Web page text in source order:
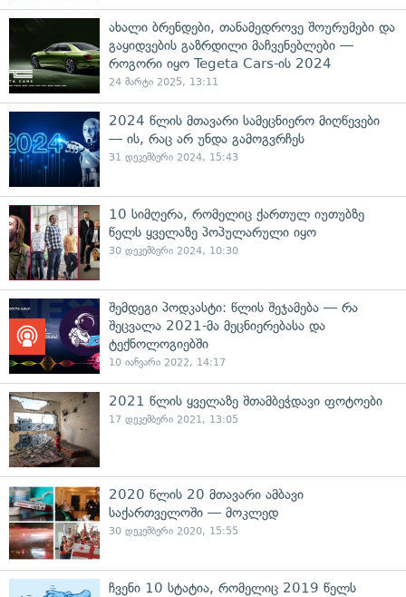
ახალი ბრენდები, თანამედროვე შოურუმები და
გაყიდვების გაზრდილი მაჩვენებლები —
როგორი იყო Tegeta Cars-ის 2024
24 მარტი 2025, 13:11
2024 წლის მთავარი სამეცნიერო მიღწევები
— ის, რაც არ უნდა გამოგვრჩეს
31 დეკემბერი 2024, 15:43
10 სიმღერა, რომელიც ქართულ იუთუბზე
წელს ყველაზე პოპულარული იყო
30 დეკემბერი 2024, 10:30
შემდეგი პოდკასტი: წლის შეჯამება — რა
შეცვალა 2021-მა მეცნიერებასა და
ტექნოლოგიებში
10 იანვარი 2022, 14:17
2021 წლის ყველაზე შთამბეჭდავი ფოტოები
17 დეკემბერი 2021, 13:05
2020 წლის 20 მთავარი ამბავი
საქართველოში — მოკლედ
30 დეკემბერი 2020, 15:55
ჩვენი 10 სტატია, რომელიც 2019 წელს